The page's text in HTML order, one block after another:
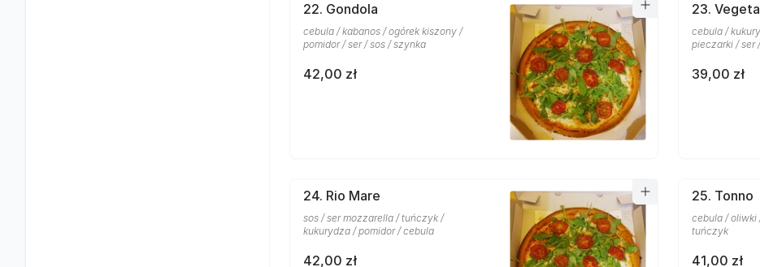
22. Gondola
cebula / kabanos / ogórek kiszony /
pomidor / ser / sos / szynka
42,00 zł
23.
cebula /
pieczarki / ser
39,00 zł
24. Rio Mare
sos / ser mozzarella / tuńczyk /
kukurydza / pomidor / cebula
42,00 zł
25. Tonno
cebula / oliwki
tuńczyk
41,00 zł